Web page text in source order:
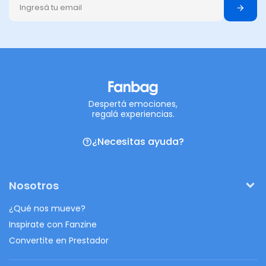
Despertá emociones,
regalá experiencias.
¿Necesitas ayuda?
Nosotros
¿Qué nos mueve?
Inspirate con Fanzine
Convertite en Prestador